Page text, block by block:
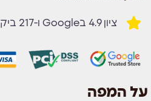
ציון 4.9 בGoogle ו-217 ביקורות
על המפה